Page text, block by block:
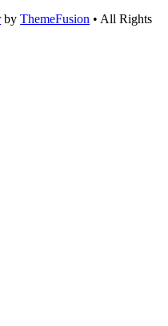
byThemeFusion • All Rights